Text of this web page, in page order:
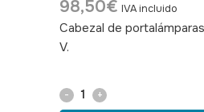
98,50€ IVA incluido
Cabezal de
V.
Cabezal